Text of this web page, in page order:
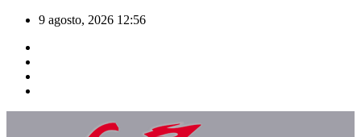
Saltar
contenido
9 agosto, 2026 12:56